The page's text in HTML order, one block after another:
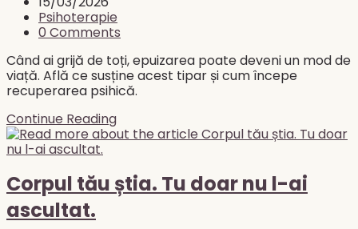
se
oprește?
Ruminația,
anxietatea
și
somnul
published:
Post
category:
Psihoterapie
Post
0 Comments
Când ai grijă de toți, epuizarea poate deveni un mod de
viață. Află ce susține acest tipar și cum începe
recuperarea psihică.
Continue ReadingTu
duci
când
nu
Corpul tău știa. Tu doar nu l-ai
ascultat.